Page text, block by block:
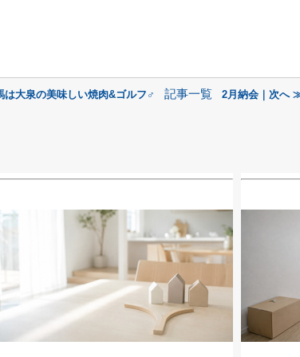
大泉の美味しい焼肉&ゴルフ️‍♂️ 記事一覧 2月納会｜次へ